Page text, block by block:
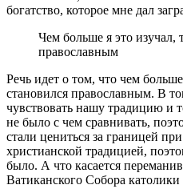
богатство, которое мне дал
Чем больше я это изучал,
православным
Речь идет о том, что чем
становился православным. В
чувствовать нашу традицию и
не было с чем сравнивать,
стали цениться за границей
христианской традицией,
было. А что касается
Ватиканского Собора